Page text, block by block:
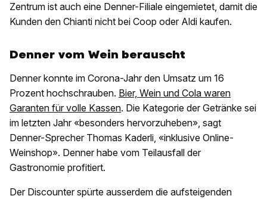
Zentrum ist auch eine Denner-Filiale eingemietet, damit die
Kunden den Chianti nicht bei Coop oder Aldi kaufen.
Denner vom Wein berauscht
Denner konnte im Corona-Jahr den Umsatz um 16
Prozent hochschrauben. Bier, Wein und Cola waren
Garanten für volle Kassen. Die Kategorie der Getränke sei
im letzten Jahr «besonders hervorzuheben», sagt
Denner-Sprecher Thomas Kaderli, «inklusive Online-
Weinshop». Denner habe vom Teilausfall der
Gastronomie profitiert.
Der Discounter spürte ausserdem die aufsteigenden